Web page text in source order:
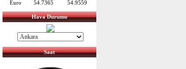
Euro
54.7365 54.9559
Hava Durumu
Saat